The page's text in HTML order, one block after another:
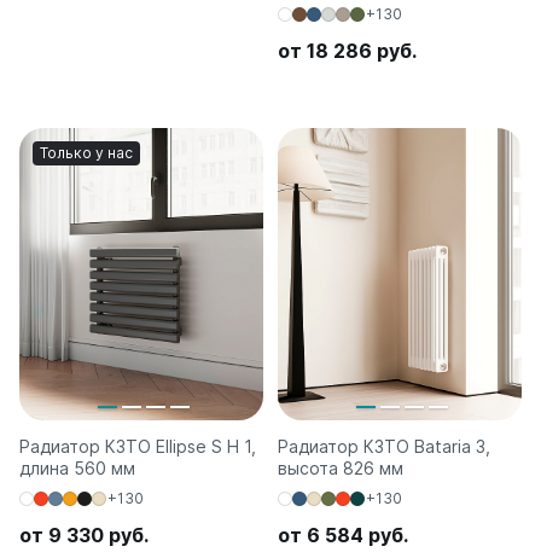
+130
от 18 286 руб.
Только у нас
Радиатор КЗТО Ellipse S H 1,
длина 560 мм
+130
от 9 330 руб.
Радиатор КЗТО Bataria 3,
высота 826 мм
+130
от 6 584 руб.